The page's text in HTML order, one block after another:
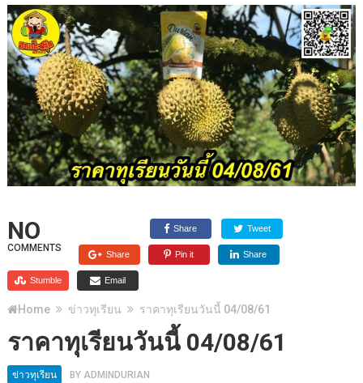
NO
COMMENTS
Share Tweet
Share Pin it Share
Stumble Email
Home ข่าวทุเรียน ราคาทุเรียนวันนี้ 04/08/61
ราคาทุเรียนวันนี้ 04/08/61
ข่าวทุเรียน BY ADMINDURIAN